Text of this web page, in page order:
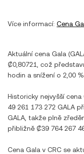
Více informací: Cena
Aktuální cena Gala (
₡0,80721
, což
hodin a sníženío 2,00 %
Historicky nejvyšší cena
49 261 173 272 GALA
GALA , takže plně
přibližně ₡39 764 267
Cena Gala v CRC se